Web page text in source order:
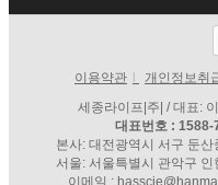
이용약관 개인정보취
세종라이프|주| / 대표:
대표번호 : 1588-
본사: 대전광역시 서구 둔
서울: 서울특별시 관악구
이메일 :